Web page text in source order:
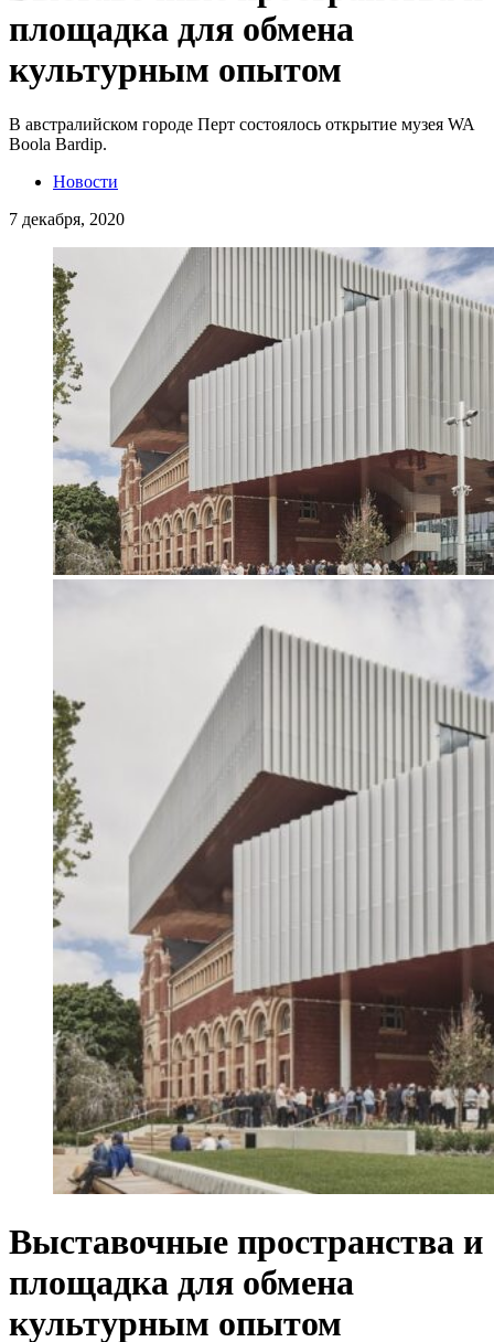
площадка для обмена
культурным опытом
В австралийском городе Перт состоялось открытие музея WA
Boola Bardip.
Новости
7 декабря, 2020
Выставочные пространства и
площадка для обмена
культурным опытом